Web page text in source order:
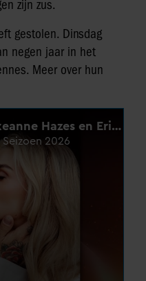
zijn zus.
gestolen. Dinsdag
negen jaar in het
Meer over hun